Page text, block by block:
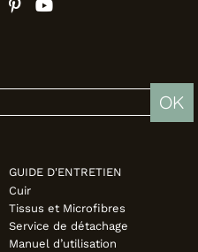
OK
GUIDE D'ENTRETIEN
Cuir
Tissus et Microfibres
Service de détachage
Manuel d’utilisation